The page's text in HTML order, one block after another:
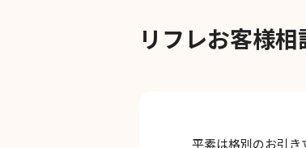
リフレお客様
平素は格別のお引き